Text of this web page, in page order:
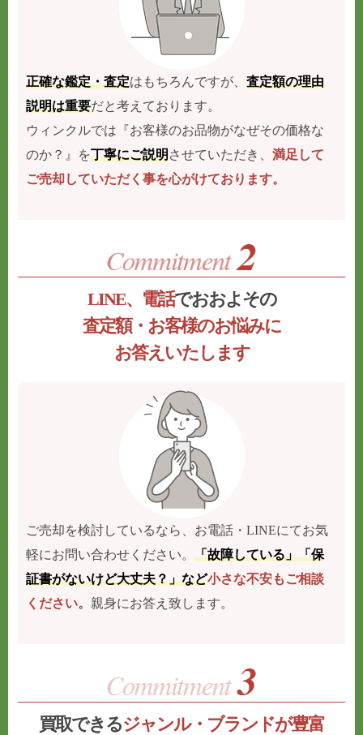
正確な鑑定・査定はもちろんですが、査定額の理由
説明は重要だと考えております。
ウィンクルでは『お客様のお品物がなぜその価格な
のか？』を丁寧にご説明させていただき、満足して
ご売却していただく事を心がけております。
LINE、電話でおおよその
査定額・お客様のお悩みに
お答えいたします
ご売却を検討しているなら、お電話・LINEにてお気
軽にお問い合わせください。「故障している」「保
証書がないけど大丈夫？」など小さな不安もご相談
ください。 親身にお答え致します。
買取できるジャンル・ブランドが豊富